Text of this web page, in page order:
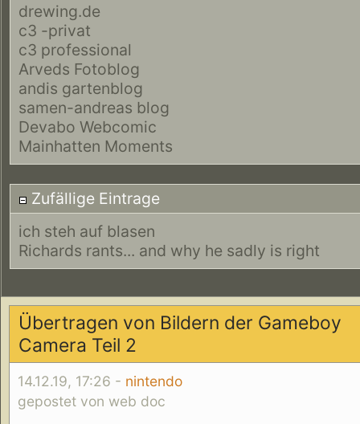
drewing.de
c3 -privat
c3 professional
Arveds Fotoblog
andis gartenblog
samen-andreas blog
Devabo Webcomic
Mainhatten Moments
Zufällige Eintrage
ich steh auf blasen
Richards rants... and why he sadly is right
Übertragen von Bildern der Gameboy
Camera Teil 2
14.12.19, 17:26 - nintendo
gepostet von web doc